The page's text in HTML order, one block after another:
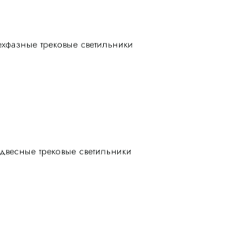
трековые светильники
трековые светильники